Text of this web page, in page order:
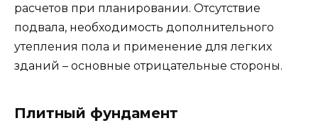
расчетов при планировании. Отсутствие
подвала, необходимость дополнительного
утепления пола и применение для легких
зданий – основные отрицательные стороны.
Плитный фундамент